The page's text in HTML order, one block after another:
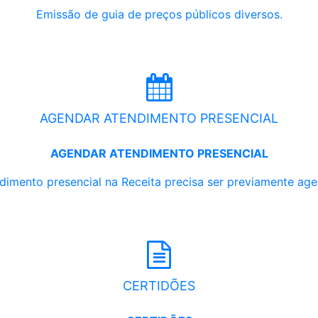
Emissão de guia de preços públicos diversos.
AGENDAR ATENDIMENTO PRESENCIAL
AGENDAR ATENDIMENTO PRESENCIAL
presencial na Receita precisa ser previamente
CERTIDÕES